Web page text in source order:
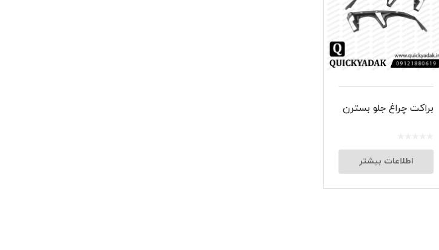
شبرنگ
لنت و کفشک ترمز
براکت چراغ جلو بسترن
اطلاعات بیشتر